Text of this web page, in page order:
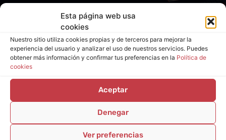
Esta página web usa
cookies
Nuestro sitio utiliza cookies propias y de terceros para mejorar la
experiencia del usuario y analizar el uso de nuestros servicios. Puedes
obtener más información y confirmar tus preferencias en la Política de
cookies
Aceptar
Denegar
Ver preferencias